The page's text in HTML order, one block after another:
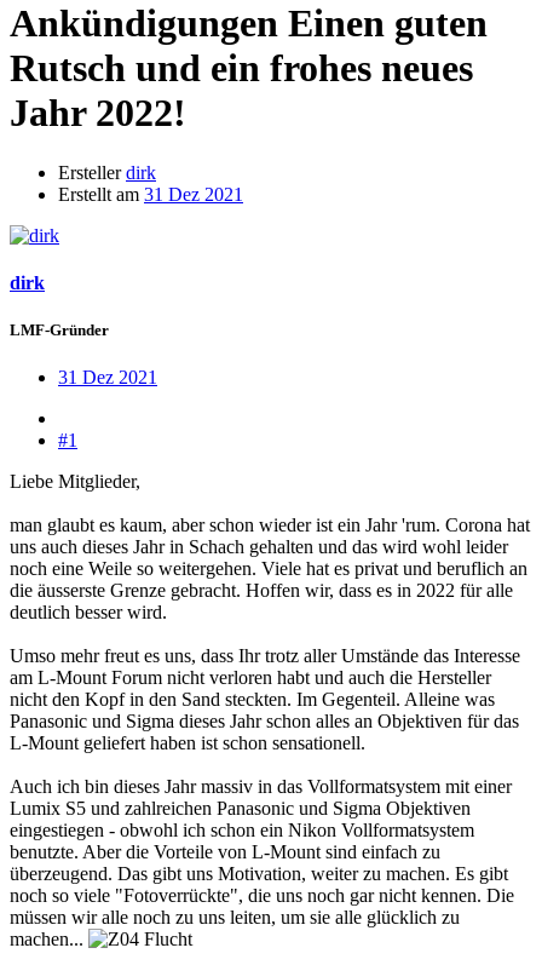
Ankündigungen Einen guten
Rutsch und ein frohes neues
Jahr 2022!
Ersteller dirk
Erstellt am 31 Dez 2021
dirk
LMF-Gründer
31 Dez 2021
#1
Liebe Mitglieder,
man glaubt es kaum, aber schon wieder ist ein Jahr 'rum. Corona hat
uns auch dieses Jahr in Schach gehalten und das wird wohl leider
noch eine Weile so weitergehen. Viele hat es privat und beruflich an
die äusserste Grenze gebracht. Hoffen wir, dass es in 2022 für alle
deutlich besser wird.
Umso mehr freut es uns, dass Ihr trotz aller Umstände das Interesse
am L-Mount Forum nicht verloren habt und auch die Hersteller
nicht den Kopf in den Sand steckten. Im Gegenteil. Alleine was
Panasonic und Sigma dieses Jahr schon alles an Objektiven für das
L-Mount geliefert haben ist schon sensationell.
Auch ich bin dieses Jahr massiv in das Vollformatsystem mit einer
Lumix S5 und zahlreichen Panasonic und Sigma Objektiven
eingestiegen - obwohl ich schon ein Nikon Vollformatsystem
benutzte. Aber die Vorteile von L-Mount sind einfach zu
überzeugend. Das gibt uns Motivation, weiter zu machen. Es gibt
noch so viele "Fotoverrückte", die uns noch gar nicht kennen. Die
müssen wir alle noch zu uns leiten, um sie alle glücklich zu
machen...